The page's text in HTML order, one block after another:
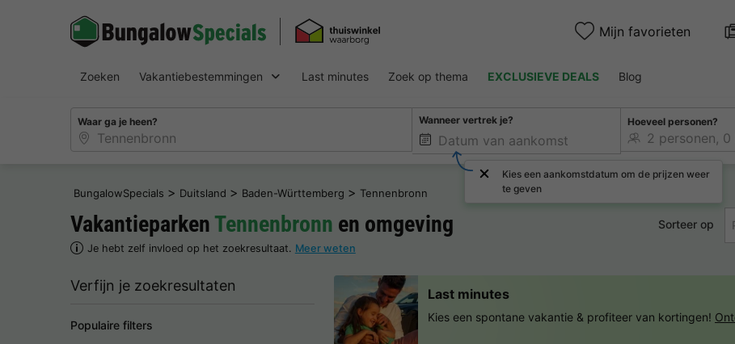
Mijn favorieten
Zoeken Vakantiebestemmingen Last minutes Zoek op thema EXCLUSIEVE DEALS Blog
Waar ga je heen? Wanneer vertrek je?
Kies een aankomstdatum om de prijzen weer
te geven
Hoeveel personen?
BungalowSpecials > Duitsland > Baden-Württemberg > Tennenbronn
Vakantieparken Tennenbronn en omgeving
Je hebt zelf invloed op het zoekresultaat. Meer weten
Sorteer op
Verfijn je zoekresultaten
Populaire filters
Last minutes
Kies een spontane vakantie & profiteer van kortingen!